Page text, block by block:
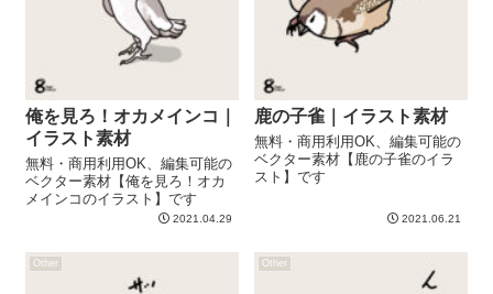
俺を見ろ！オカメインコ｜
イラスト素材
無料・商用利用OK、編集可能の
ベクター素材【俺を見ろ！オカ
メインコのイラスト】です
2021.04.29
鹿の子雀｜イラスト素材
無料・商用利用OK、編集可能の
ベクター素材【鹿の子雀のイラ
スト】です
2021.06.21
Other Other